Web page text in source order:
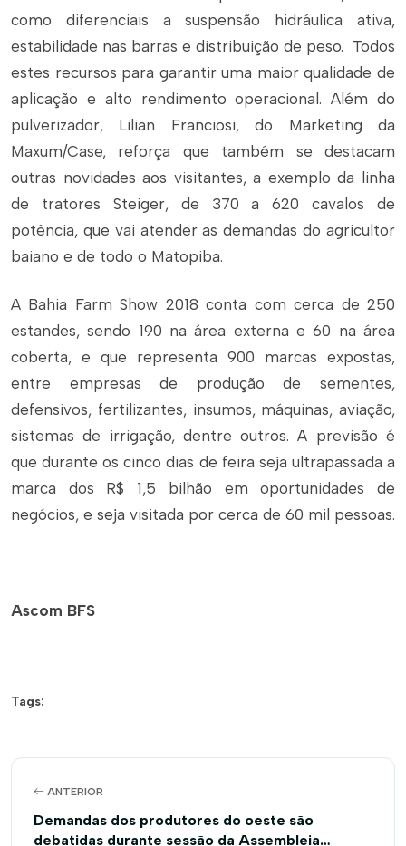
como diferenciais a suspensão hidráulica ativa,
estabilidade nas barras e distribuição de peso. Todos
estes recursos para garantir uma maior qualidade de
aplicação e alto rendimento operacional. Além do
pulverizador, Lilian Franciosi, do Marketing da
Maxum/Case, reforça que também se destacam
outras novidades aos visitantes, a exemplo da linha
de tratores Steiger, de 370 a 620 cavalos de
potência, que vai atender as demandas do agricultor
baiano e de todo o Matopiba.
A Bahia Farm Show 2018 conta com cerca de 250
estandes, sendo 190 na área externa e 60 na área
coberta, e que representa 900 marcas expostas,
entre empresas de produção de sementes,
defensivos, fertilizantes, insumos, máquinas, aviação,
sistemas de irrigação, dentre outros. A previsão é
que durante os cinco dias de feira seja ultrapassada a
marca dos R$ 1,5 bilhão em oportunidades de
negócios, e seja visitada por cerca de 60 mil pessoas.
Ascom BFS
Tags:
ANTERIOR
Demandas dos produtores do oeste são
debatidas durante sessão da Assembleia